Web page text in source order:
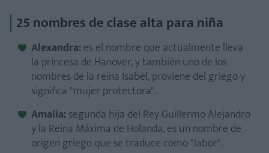
25 nombres de clase alta para niña
Alexandra:es el nombre que actualmente lleva
la princesa de Hanover, y también uno de los
nombres de la reina Isabel, proviene del griego y
significa "mujer protectora".
Amalia:segunda hija del Rey Guillermo Alejandro
y la Reina Máxima de Holanda, es un nombre de
origen griego que se traduce como "labor".